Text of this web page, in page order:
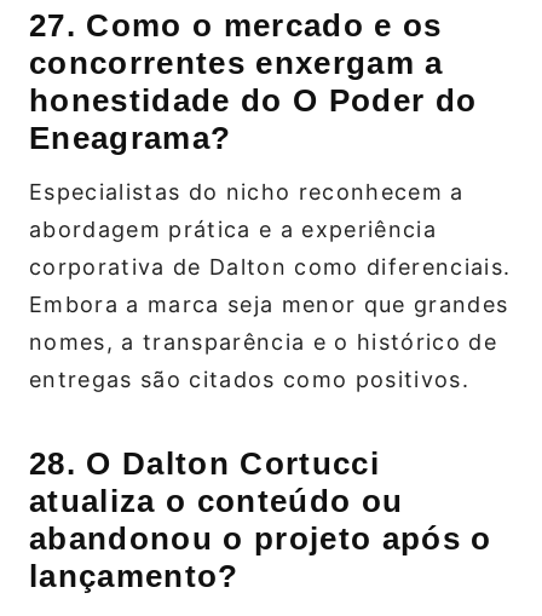
27. Como o mercado e os
concorrentes enxergam a
honestidade do O Poder do
Eneagrama?
Especialistas do nicho reconhecem a
abordagem prática e a experiência
corporativa de Dalton como diferenciais.
Embora a marca seja menor que grandes
nomes, a transparência e o histórico de
entregas são citados como positivos.
28. O Dalton Cortucci
atualiza o conteúdo ou
abandonou o projeto após o
lançamento?